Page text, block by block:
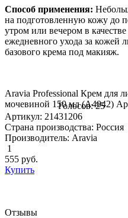
Способ применения:
на подготовленную кожу до
утром или вечером в
ежедневного ухода за кожей
базового крема под макияж.
Aravia Professional Крем для
мочевиной 150 мл (А4042)
Голосов: 25
Артикул: 21431206
Страна производства: Россия
Производитель: Aravia
1
555 руб.
Купить
Отзывы